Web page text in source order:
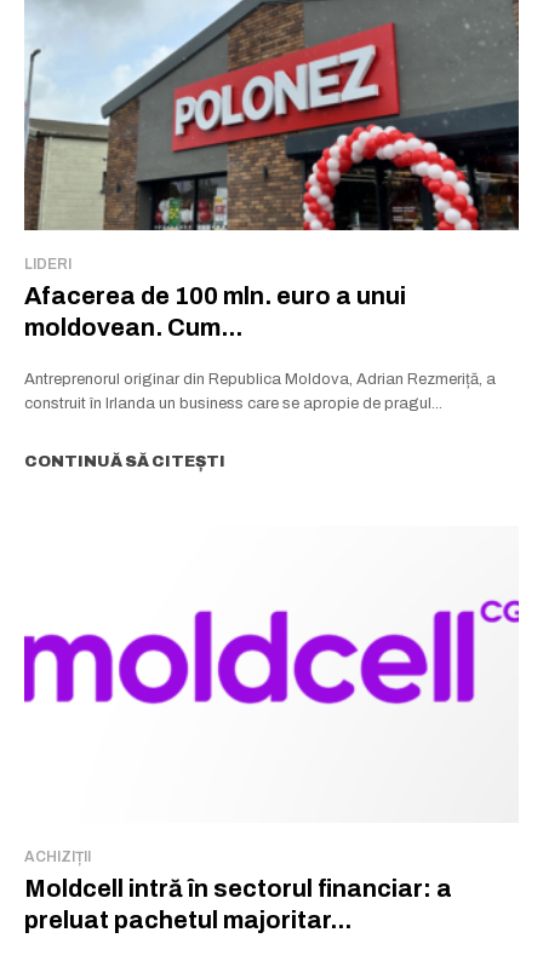
LIDERI
Afacerea de 100 mln. euro a unui
moldovean. Cum...
Antreprenorul originar din Republica Moldova, Adrian Rezmeriță, a
construit în Irlanda un business care se apropie de pragul...
CONTINUĂ SĂ CITEȘTI
ACHIZIȚII
Moldcell intră în sectorul financiar: a
preluat pachetul majoritar...